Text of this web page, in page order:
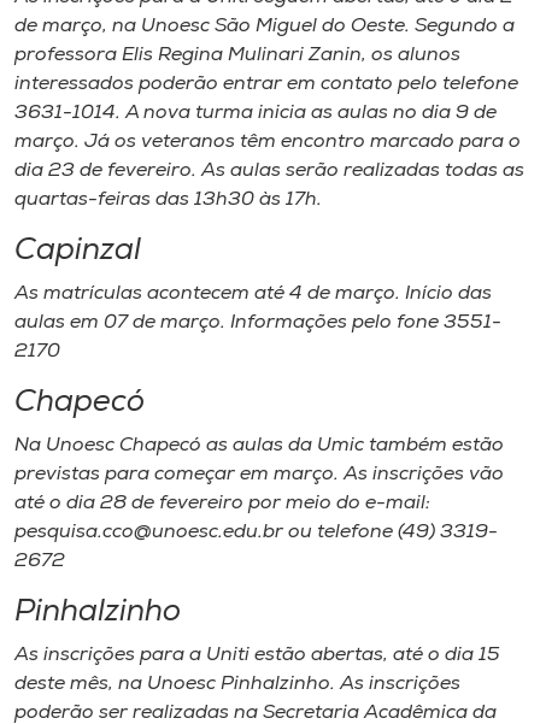
de março, na Unoesc São Miguel do Oeste. Segundo a
professora Elis Regina Mulinari Zanin, os alunos
interessados poderão entrar em contato pelo telefone
3631-1014. A nova turma inicia as aulas no dia 9 de
março. Já os veteranos têm encontro marcado para o
dia 23 de fevereiro. As aulas serão realizadas todas as
quartas-feiras das 13h30 às 17h.
Capinzal
As matrículas acontecem até 4 de março. Início das
aulas em 07 de março. Informações pelo fone 3551-
2170
Chapecó
Na Unoesc Chapecó as aulas da Umic também estão
previstas para começar em março. As inscrições vão
até o dia 28 de fevereiro por meio do e-mail:
pesquisa.cco@unoesc.edu.br ou telefone (49) 3319-
2672
Pinhalzinho
As inscrições para a Uniti estão abertas, até o dia 15
deste mês, na Unoesc Pinhalzinho. As inscrições
poderão ser realizadas na Secretaria Acadêmica da